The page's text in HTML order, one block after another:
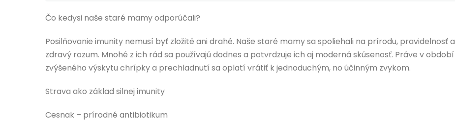
Čo kedysi naše staré mamy odporúčali?
Posilňovanie imunity nemusí byť zložité ani drahé. Naše staré mamy sa spoliehali na prírodu, pravidelnosť a
zdravý rozum. Mnohé z ich rád sa používajú dodnes a potvrdzuje ich aj moderná skúsenosť. Práve v období
zvýšeného výskytu chrípky a prechladnutí sa oplatí vrátiť k jednoduchým, no účinným zvykom.
Strava ako základ silnej imunity
Cesnak – prírodné antibiotikum